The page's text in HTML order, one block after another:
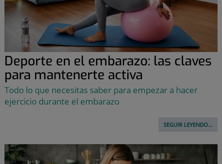
Deporte en el embarazo: las claves
para mantenerte activa
Todo lo que necesitas saber para empezar a hacer
ejercicio durante el embarazo
SEGUIR LEYENDO...